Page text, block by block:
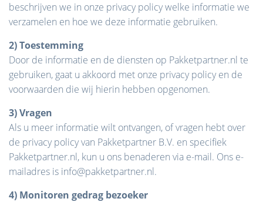
beschrijven we in onze privacy policy welke informatie we
verzamelen en hoe we deze informatie gebruiken.
2) Toestemming
Door de informatie en de diensten op Pakketpartner.nl te
gebruiken, gaat u akkoord met onze privacy policy en de
voorwaarden die wij hierin hebben opgenomen.
3) Vragen
Als u meer informatie wilt ontvangen, of vragen hebt over
de privacy policy van Pakketpartner B.V. en specifiek
Pakketpartner.nl, kun u ons benaderen via e-mail. Ons e-
mailadres is info@pakketpartner.nl.
4) Monitoren gedrag bezoeker